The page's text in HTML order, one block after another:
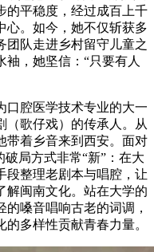
的平稳度，经过成百上千
心。如今，她不仅斩获多
团队走进乡村留守儿童之
，她坚信：“只要有人
口腔医学技术专业的大一
歌仔戏）的传承人。从
带着乡音来到西安。面对
局方式非常“新”：在大
段整理老剧本与唱腔，让
解闽南文化。站在大学的
嗓音唱响古老的词调，
多样性贡献青春力量。